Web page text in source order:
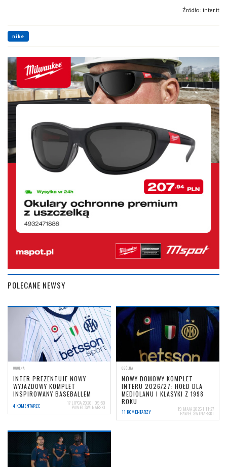
Źródło: inter.it
nike
POLECANE NEWSY
OGÓLNA
INTER PREZENTUJE NOWY
WYJAZDOWY KOMPLET
INSPIROWANY BASEBALLEM
4 KOMENTARZE 17 LIPCA 2026 | 09:50
PAWEŁ ŚWINARSKI
OGÓLNA
NOWY DOMOWY KOMPLET
INTERU 2026/27: HOŁD DLA
MEDIOLANU I KLASYKI Z 1998
ROKU
11 KOMENTARZY 19 MAJA 2026 | 11:27
PAWEŁ ŚWINARSKI